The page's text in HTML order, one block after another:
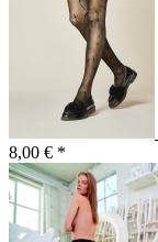
8,00 € *